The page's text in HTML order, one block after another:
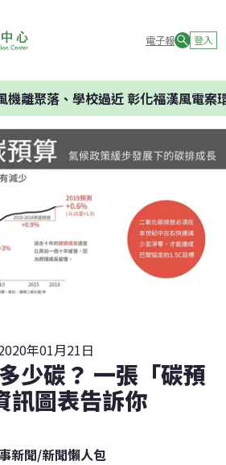
電子報 登入
聚落、學校過近 彰化福漢風電案環委
年01月21日
少碳？ 一張「碳預
訊圖表告訴你
新聞/新聞懶人包